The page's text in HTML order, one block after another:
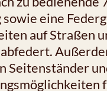
sowie eine
auf Straßen
Seitenständer